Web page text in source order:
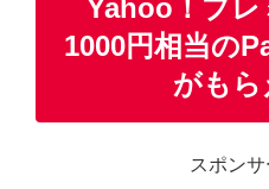
Yahoo！プ
1000円相当の
がもら
スポン